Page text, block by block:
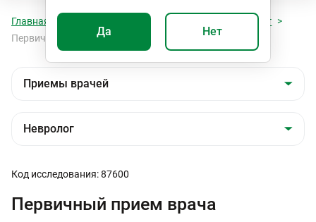
Да Нет
Главная Приемы врачей
Невролог
Первичный прием врача невролога
Код исследования: 87600
Первичный прием врача